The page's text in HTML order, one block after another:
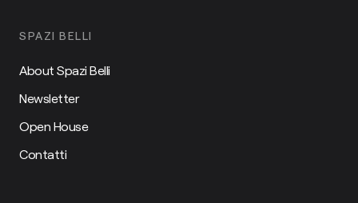
SPAZI BELLI
About Spazi Belli
Newsletter
Open House
Contatti